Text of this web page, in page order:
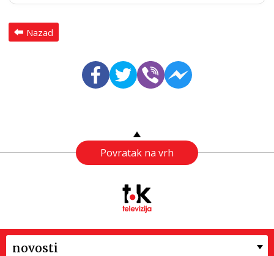
Nazad
Povratak na vrh
novosti